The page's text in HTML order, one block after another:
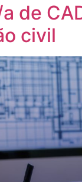
de
civil